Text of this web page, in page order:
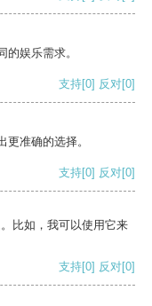
娱乐需求。
支持[0] 反对[0]
准确的选择。
支持[0] 反对[0]
比如，我可以使用它来
支持[0] 反对[0]